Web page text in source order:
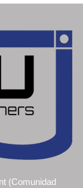
(Comunidad